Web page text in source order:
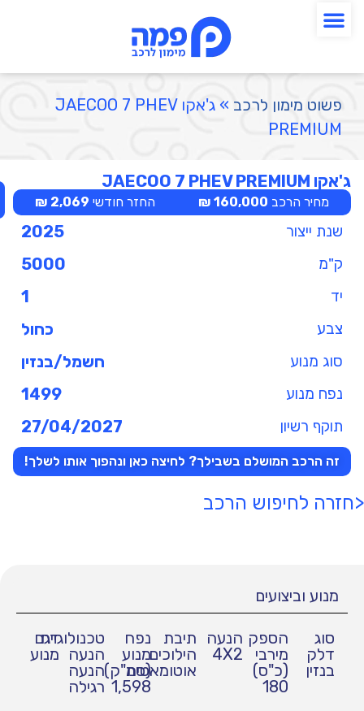
פשוט מימון לרכב »
ג'אקו JAECOO 7 PHEV
PREMIUM
ג'אקו JAECOO 7 PHEV PREMIUM
מחיר הרכב 160,000 ₪ החזר חודשי 2,069 ₪
שנת ייצור 2025
ק"מ 5000
יד 1
צבע כחול
סוג מנוע חשמל/בנזין
נפח מנוע 1499
תוקף רשיון 27/04/2027
זה הרכב המושלם בשבילך? לחיצה כאן ונהפוך אותו לשלך!
<חזרה לחיפוש הרכב
מנוע וביצועים
סוג
דלק
בנזין
הספק
מירבי
(כ"ס)
180
הנעה
4X2
תיבת
הילוכים
אוטומאטית
נפח
מנוע
(סמ"ק)
1,598
טכנולוגיית
הנעה
הנעה
רגילה
דגם
מנוע